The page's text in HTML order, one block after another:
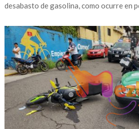
desabasto de gasolina, como ocurre en